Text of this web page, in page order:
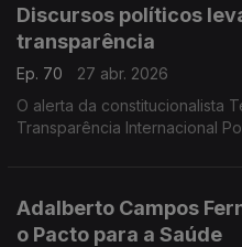
Discursos políticos
transparência
Ep. 70
27 abr. 2026
O alerta da constitucionalista
Transparência Internacional
Adalberto Campos
o Pacto para a Saúde